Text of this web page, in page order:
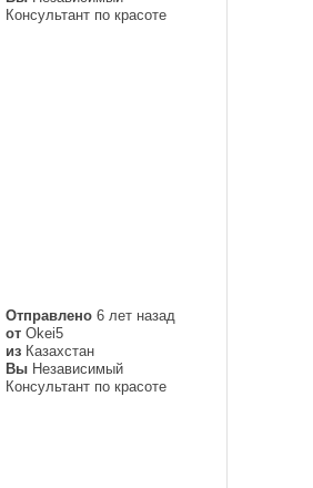
Консультант по красоте
Отправлено 6 лет назад
от Okei5
из Казахстан
Вы Независимый
Консультант по красоте